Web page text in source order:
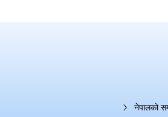
नेपालको